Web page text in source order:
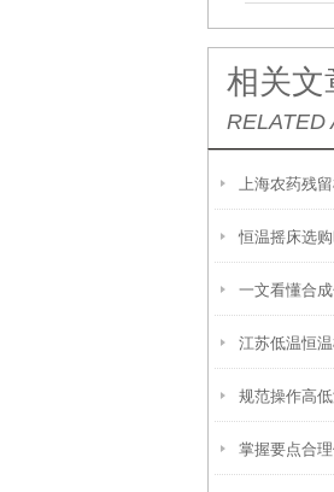
相关文
RELATED
上海农药残
盲目
恒温摇床选
一文看懂合
江苏低温恒
准控温设备
规范操作高
实效
掌握要点合